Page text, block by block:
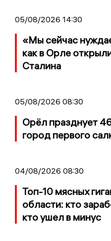
05/08/2026 14:30
«Мы сейчас
как в Орле
Сталина
05/08/2026 08:30
Орёл празднует
город первого
04/08/2026 08:30
Топ-10 мясных
области: кто
кто ушел в минус